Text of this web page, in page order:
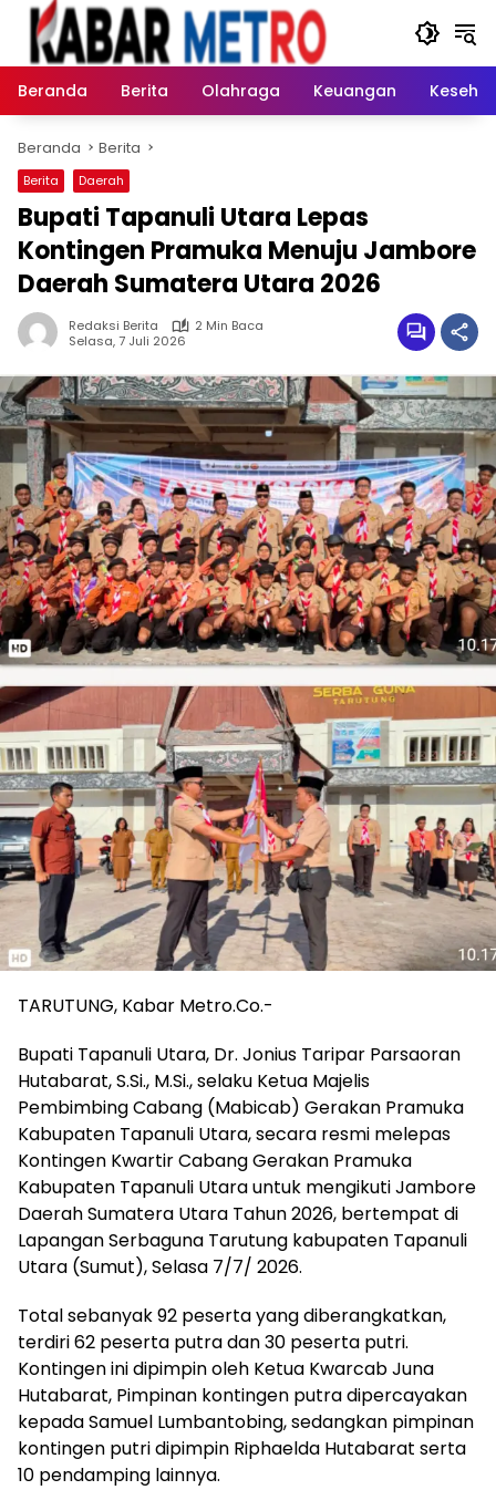
Langsung
konten
Beranda
Berita Olahraga Keuangan
Beranda Berita
Berita Daerah
Bupati Tapanuli Utara Lepas
Kontingen Pramuka Menuju Jambore
Daerah Sumatera Utara 2026 ‎
Redaksi Berita
2 Min Baca
Selasa, 7 Juli 2026
TARUTUNG, Kabar Metro.Co.-
‎Bupati Tapanuli Utara, Dr. Jonius Taripar Parsaoran
Hutabarat, S.Si., M.Si., selaku Ketua Majelis
Pembimbing Cabang (Mabicab) Gerakan Pramuka
Kabupaten Tapanuli Utara, secara resmi melepas
Kontingen Kwartir Cabang Gerakan Pramuka
Kabupaten Tapanuli Utara untuk mengikuti Jambore
Daerah Sumatera Utara Tahun 2026, bertempat di
Lapangan Serbaguna Tarutung kabupaten Tapanuli
Utara (Sumut), Selasa 7/7/ 2026.
Total sebanyak 92 peserta yang diberangkatkan,
terdiri 62 peserta putra dan 30 peserta putri.
Kontingen ini dipimpin oleh Ketua Kwarcab Juna
Hutabarat, Pimpinan kontingen putra dipercayakan
kepada Samuel Lumbantobing, sedangkan pimpinan
kontingen putri dipimpin Riphaelda Hutabarat serta
10 pendamping lainnya.